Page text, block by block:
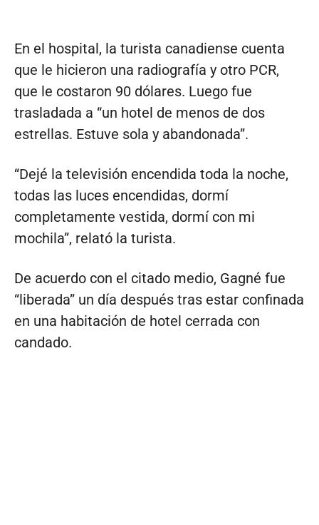
En el hospital, la turista canadiense cuenta
que le hicieron una radiografía y otro PCR,
que le costaron 90 dólares. Luego fue
trasladada a “un hotel de menos de dos
estrellas. Estuve sola y abandonada”.
“Dejé la televisión encendida toda la noche,
todas las luces encendidas, dormí
completamente vestida, dormí con mi
mochila”, relató la turista.
De acuerdo con el citado medio, Gagné fue
“liberada” un día después tras estar confinada
en una habitación de hotel cerrada con
candado.